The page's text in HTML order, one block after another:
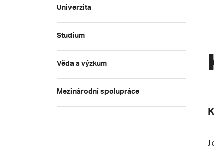
Univerzita
Studium
Věda a výzkum
Mezinárodní spolupráce